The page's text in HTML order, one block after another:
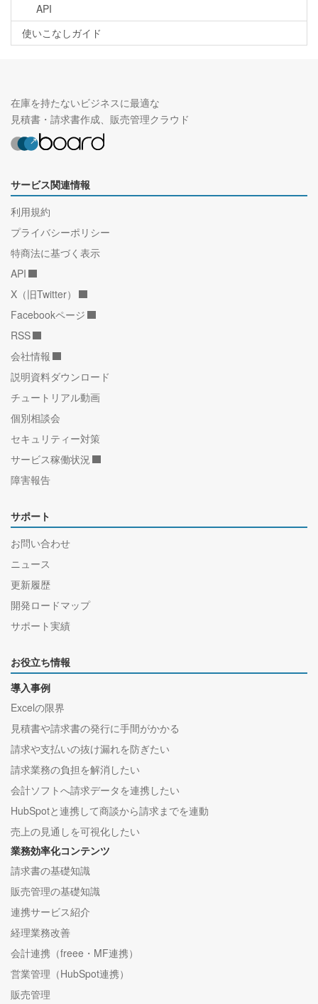
API
使いこなしガイド
在庫を持たないビジネスに最適な
見積書・請求書作成、販売管理クラウド
サービス関連情報
利用規約
プライバシーポリシー
特商法に基づく表示
API
X（旧Twitter）
Facebookページ
RSS
会社情報
説明資料ダウンロード
チュートリアル動画
個別相談会
セキュリティー対策
サービス稼働状況
障害報告
サポート
お問い合わせ
ニュース
更新履歴
開発ロードマップ
サポート実績
お役立ち情報
導入事例
Excelの限界
見積書や請求書の発行に手間がかかる
請求や支払いの抜け漏れを防ぎたい
請求業務の負担を解消したい
会計ソフトへ請求データを連携したい
HubSpotと連携して商談から請求までを連動
売上の見通しを可視化したい
業務効率化コンテンツ
請求書の基礎知識
販売管理の基礎知識
連携サービス紹介
経理業務改善
会計連携（freee・MF連携）
営業管理（HubSpot連携）
販売管理